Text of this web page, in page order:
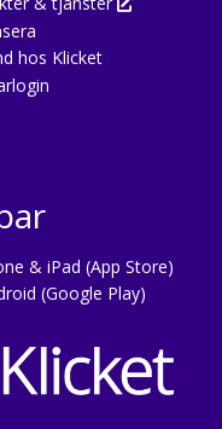
hos Klicket
& iPad (App Store)
(Google Play)